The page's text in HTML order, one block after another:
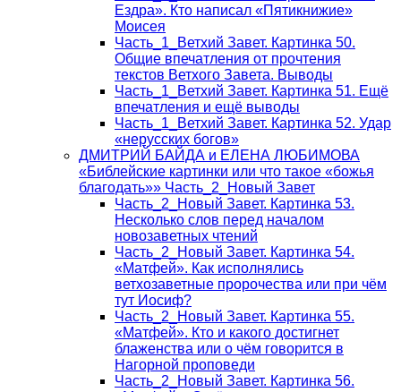
Ездра». Кто написал «Пятикнижие»
Моисея
Часть_1_Ветхий Завет. Картинка 50.
Общие впечатления от прочтения
текстов Ветхого Завета. Выводы
Часть_1_Ветхий Завет. Картинка 51. Ещё
впечатления и ещё выводы
Часть_1_Ветхий Завет. Картинка 52. Удар
«нерусских богов»
ДМИТРИЙ БАЙДА и ЕЛЕНА ЛЮБИМОВА
«Библейские картинки или что такое «божья
благодать»» Часть_2_Новый Завет
Часть_2_Новый Завет. Картинка 53.
Несколько слов перед началом
новозаветных чтений
Часть_2_Новый Завет. Картинка 54.
«Матфей». Как исполнялись
ветхозаветные пророчества или при чём
тут Иосиф?
Часть_2_Новый Завет. Картинка 55.
«Матфей». Кто и какого достигнет
блаженства или о чём говорится в
Нагорной проповеди
Часть_2_Новый Завет. Картинка 56.